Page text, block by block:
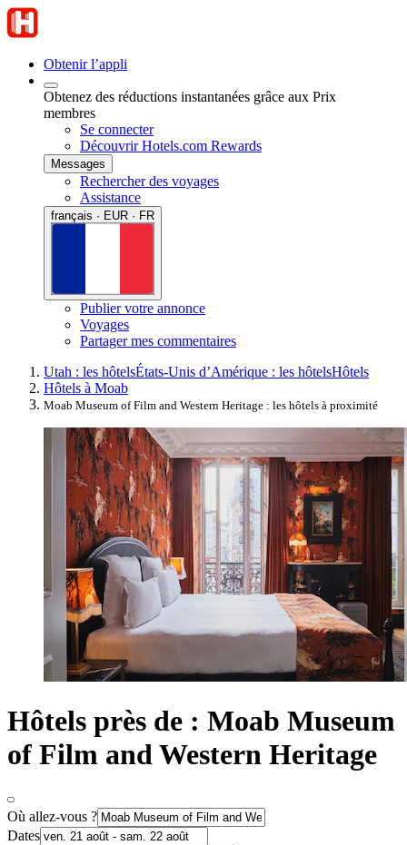
Obtenir l’appli
Obtenez des réductions instantanées grâce aux Prix
membres
Se connecter
Découvrir Hotels.com Rewards
Messages
Rechercher des voyages
Assistance
français · EUR · FR
Publier votre annonce
Voyages
Partager mes commentaires
Utah : les hôtelsÉtats-Unis d’Amérique : les hôtelsHôtels
Hôtels à Moab
Moab Museum of Film and Western Heritage : les hôtels à proximité
Hôtels près de : Moab Museum
of Film and Western Heritage
Où allez-vous ?
Dates